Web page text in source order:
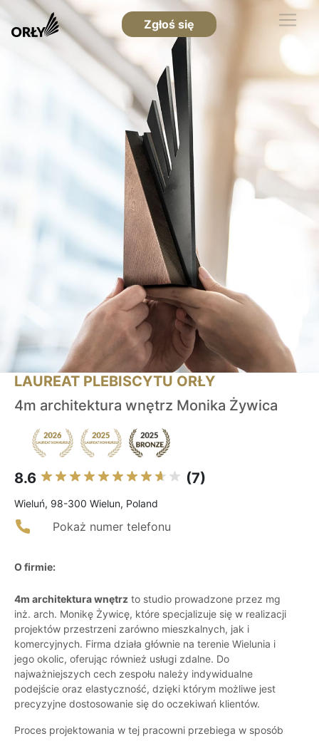
Zgłoś się
LAUREAT PLEBISCYTU ORŁY
4m architektura wnętrz Monika Żywica
8.6 (7)
Wieluń, 98-300 Wielun, Poland
Pokaż numer telefonu
O firmie:
4m architektura wnętrz to studio prowadzone przez mg
inż. arch. Monikę Żywicę, które specjalizuje się w realizacji
projektów przestrzeni zarówno mieszkalnych, jak i
komercyjnych. Firma działa głównie na terenie Wielunia i
jego okolic, oferując również usługi zdalne. Do
najważniejszych cech zespołu należy indywidualne
podejście oraz elastyczność, dzięki którym możliwe jest
precyzyjne dostosowanie się do oczekiwań klientów.
Proces projektowania w tej pracowni przebiega w sposób